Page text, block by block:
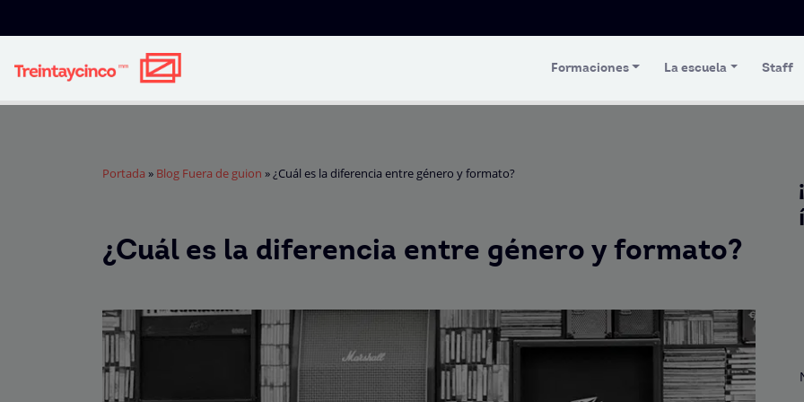
Formaciones La escuela Staff
Portada » Blog Fuera de guion »¿Cuál es la diferencia entre género y formato?
¿Cuál es la diferencia entre género y formato?